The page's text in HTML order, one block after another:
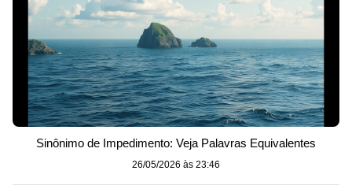
Sinônimo de Impedimento: Veja Palavras Equivalentes
26/05/2026 às 23:46